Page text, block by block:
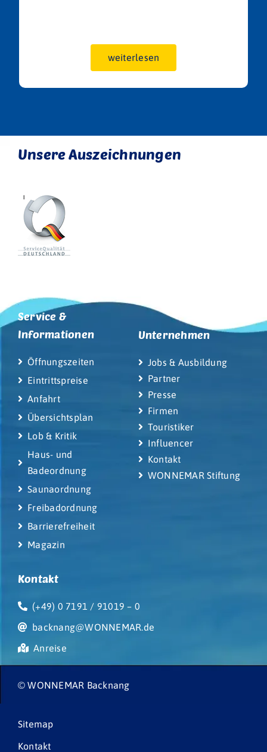
weiterlesen
Unsere Auszeichnungen
Service &
Informationen
Öffnungszeiten
Eintrittspreise
Anfahrt
Übersichtsplan
Lob & Kritik
Haus- und
Badeordnung
Saunaordnung
Freibadordnung
Barrierefreiheit
Magazin
Unternehmen
Jobs & Ausbildung
Partner
Presse
Firmen
Touristiker
Influencer
Kontakt
WONNEMAR Stiftung
Kontakt
(+49) 0 7191 / 91019 – 0
backnang@WONNEMAR.de
Anreise
© WONNEMAR Backnang
Sitemap
Kontakt